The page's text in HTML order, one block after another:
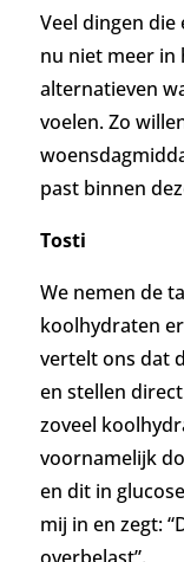
Veel dingen
nu niet meer in
alternatieven
voelen.Zo
past binnen
Tosti
We nemen de
koolhydraten
vertelt ons dat
en stellen
zoveel
voornamelijk
en dit in
mij in en zegt:
overbelast”.